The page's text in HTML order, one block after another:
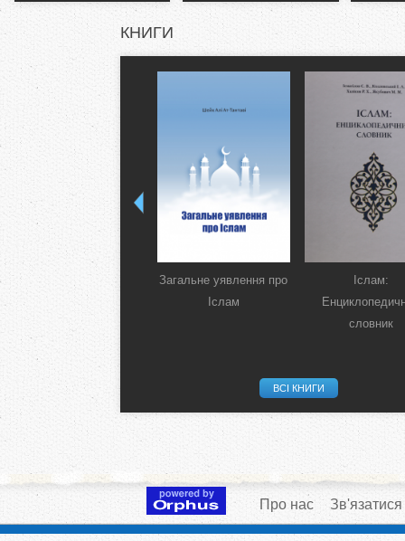
КНИГИ
Загальне уявлення про
Іслам
Іслам:
словник
ВСІ КНИГИ
Про нас